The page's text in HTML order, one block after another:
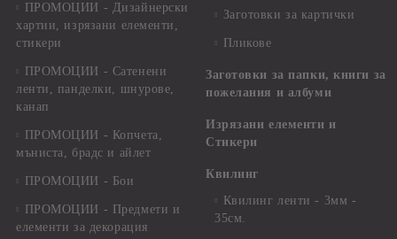
ПРОМОЦИИ - Дизайнерски
хартии, изрязани елементи,
стикери
ПРОМОЦИИ - Сатенени
ленти, панделки, шнурове,
канап
ПРОМОЦИИ - Копчета,
мъниста, брадс и айлет
ПРОМОЦИИ - Бои
ПРОМОЦИИ - Предмети и
елементи за декорация
Заготовки за картички
Пликове
Заготовки за папки, книги за
пожелания и албуми
Изрязани елементи и
Стикери
Квилинг
Квилинг ленти - 3мм -
35см.